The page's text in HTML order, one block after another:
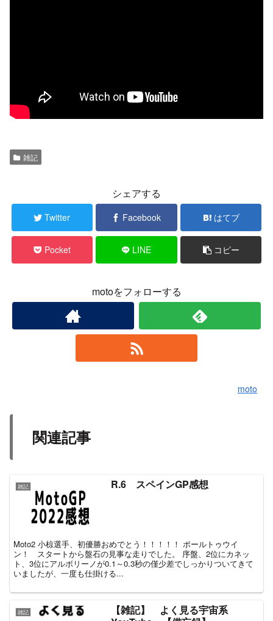
雑記
シェアする
Twitter Facebook はてブ
Pocket LINE コピー
motoをフォローする
moto
関連記事
雑記 R.6 スペインGP感想
Moto2 小椋選手、初優勝おめでとう！！！！！ ポールトゥウイ
ン！ スタートから盤石の見事な走りでした。 序盤、2位にカネッ
ト、3位にアルボリーノが0.1～0.3秒の僅少差でしっかりついてきて
いましたが、一度も仕掛ける...
雑記
【雑記】 よく見る宇宙系